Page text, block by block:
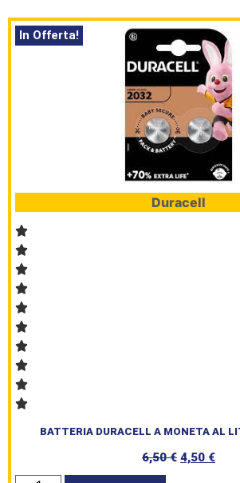
In Offerta!
Duracell
BATTERIA DURACELL A MONETA AL
6,50€ 4,50 €